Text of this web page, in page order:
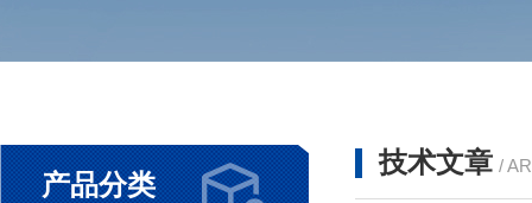
产品分类
技术文章 /